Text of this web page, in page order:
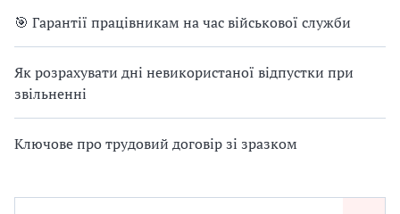
🎯 Гарантії працівникам на час військової служби
Як розрахувати дні невикористаної відпустки при
звільненні
Ключове про трудовий договір зі зразком